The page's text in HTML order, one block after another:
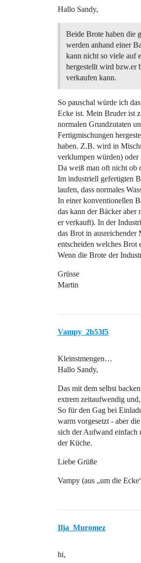
Hallo Sandy,
Beide Brote haben die
werden anhand einer
kann nicht so viele auf
hergestellt wird bzw.er
verkaufen kann.
So pauschal würde ich
Ecke ist. Mein Bruder ist
normalen Grundzutaten
Fertigmischungen
haben. Z.B. wird in
verklumpen würden) oder
Da weiß man oft nicht ob
Im industriell gefertigten
laufen, dass normales
In einer konventionellen
das kann der Bäcker
er verkauft). In der
das Brot in ausreichender
entscheiden welches Brot
Wenn die Brote der
Grüsse
Martin
Vampy_2b53f5
Kleinstmengen…
Hallo Sandy,
Das mit dem selbst
extrem zeitaufwendig
So für den Gag bei
warm vorgesetzt - aber
sich der Aufwand einfach
der Küche.
Liebe Grüße
Vampy (aus „um die
Ilja_Muromez
hi,